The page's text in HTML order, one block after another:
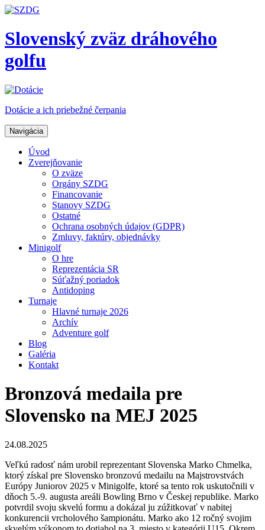
Slovenský zväz dráhového
golfu
Dotácie a ich priebežné čerpania
Navigácia
Úvod
Zverejňovanie
O zväze
Orgány SZDG
Financovanie
Stanovy SZDG
Ostatné
Ochrana osobných údajov (GDPR)
Zmluvy, faktúry, objednávky
Minigolf
O hre
Reprezentácia SR
Súťažný poriadok
Antidoping
Turnaje
Hlavné turnaje 2026
Archív
Adventure golf
Blog
Galéria
Kontakt
Bronzová medaila pre
Slovensko na MEJ 2025
24.08.2025
Veľkú radosť nám urobil reprezentant Slovenska Marko Chmelka,
ktorý získal pre Slovensko bronzovú medailu na Majstrovstvách
Európy Juniorov 2025 v Minigolfe, ktoré sa tento rok uskutočnili v
dňoch 5.-9. augusta areáli Bowling Brno v Českej republike. Marko
potvrdil svoju skvelú formu a dokázal ju zúžitkovať v nabitej
konkurencii vrcholového šampionátu. Marko ako 12 ročný svojim